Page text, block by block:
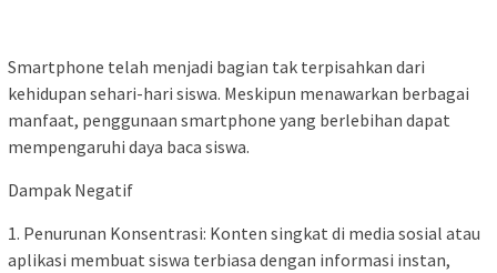
Smartphone telah menjadi bagian tak terpisahkan dari
kehidupan sehari-hari siswa. Meskipun menawarkan berbagai
manfaat, penggunaan smartphone yang berlebihan dapat
mempengaruhi daya baca siswa.
Dampak Negatif
1. Penurunan Konsentrasi: Konten singkat di media sosial atau
aplikasi membuat siswa terbiasa dengan informasi instan,